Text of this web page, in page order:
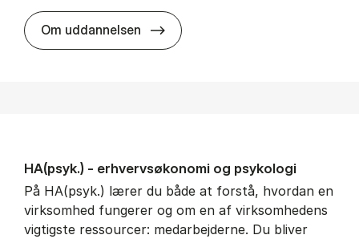
Om uddannelsen HA(mat.) - erhvervs­økonomi og
HA(psyk.) - erhvervs­økonomi og psy­ko­lo­gi
På HA(psyk.) lærer du både at forstå, hvordan en
virksomhed fungerer og om en af virksomhedens
vigtigste ressourcer: medarbejderne. Du bliver